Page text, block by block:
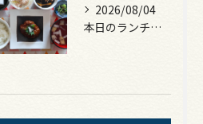
2026/08/04
本日のランチは、煮込みハンバーグ！